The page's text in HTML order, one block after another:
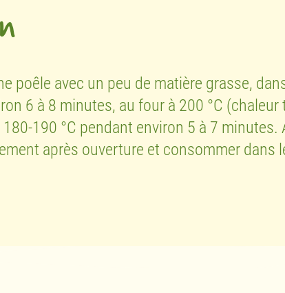
poêle avec un peu de matière grasse,
6 à 8 minutes, au four à 200 °C
190 °C pendant environ 5 à 7
après ouverture et consommer dans